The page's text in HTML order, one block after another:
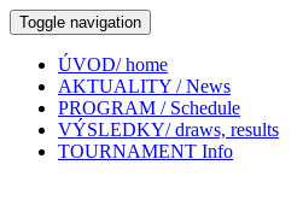
Toggle navigation
ÚVOD/ home
AKTUALITY / News
PROGRAM / Schedule
VÝSLEDKY/ draws, results
TOURNAMENT Info